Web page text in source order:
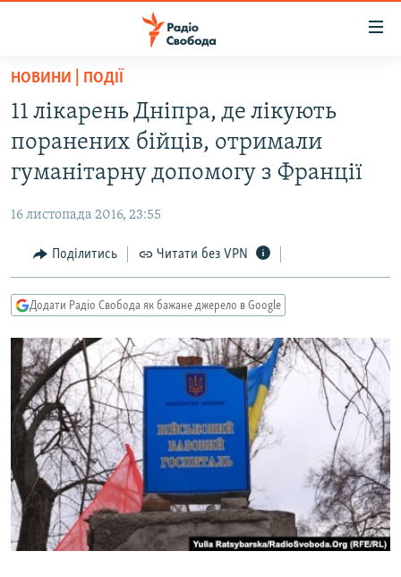
Перейти
основного
матеріалу
Перейти
до
основної
Перейти
до
пошуку
ВСЕ ЗА ДОБУ
СТАТТІ
ЕКОНОМІКА
СУСПІЛЬСТВО
УКРАЇНА
СВІТ
РОСІЙСЬКА «ФІЛЬТРАЦІЯ»
ДОНБАС.РЕАЛІЇ
ТИ ЯК?
СХЕМИ
ПРИАЗОВ’Я
КИТАЙ.ВИКЛИКИ
МУЛЬТИМЕДІА
ФОТО
СПЕЦПРОЄКТИ
ПОДКАСТИ
НОВИНИ | ПОДІЇ
11 лікарень Дніпра, де лікують
поранених бійців, отримали
гуманітарну допомогу з Франції
16 листопада 2016, 23:55
Поділитись Читати без VPN
Додати Радіо Свобода як бажане джерело в Google